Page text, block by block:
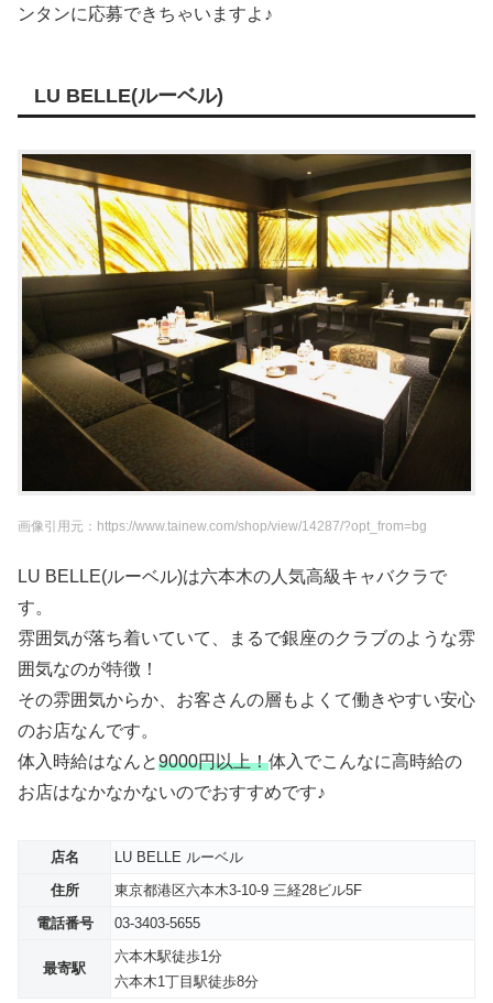
ンタンに応募できちゃいますよ♪
LU BELLE(ルーベル)
画像引用元：https://www.tainew.com/shop/view/14287/?opt_from=bg
LU BELLE(ルーベル)は六本木の人気高級キャバクラで
す。
雰囲気が落ち着いていて、まるで銀座のクラブのような雰
囲気なのが特徴！
その雰囲気からか、お客さんの層もよくて働きやすい安心
のお店なんです。
体入時給はなんと9000円以上！体入でこんなに高時給の
お店はなかなかないのでおすすめです♪
店名
LU BELLE ルーベル
住所
東京都港区六本木3-10-9 三経28ビル5F
電話番号
03-3403-5655
最寄駅
六本木駅徒歩1分
六本木1丁目駅徒歩8分